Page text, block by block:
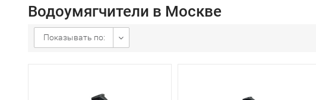
Водоумягчители в Москве
Показывать по: